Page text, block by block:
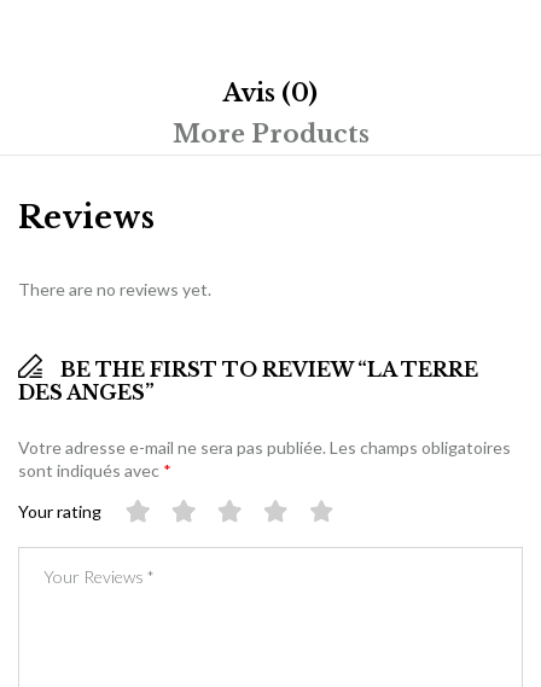
Avis (0)
More Products
Reviews
There are no reviews yet.
BE THE FIRST TO REVIEW “LA TERRE
DES ANGES”
Votre adresse e-mail ne sera pas publiée.Les champs obligatoires
sont indiqués avec *
Your rating